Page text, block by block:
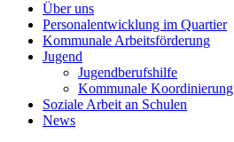
Über uns
Personalentwicklung im Quartier
Kommunale Arbeitsförderung
Jugend
Jugendberufshilfe
Kommunale Koordinierung
Soziale Arbeit an Schulen
News